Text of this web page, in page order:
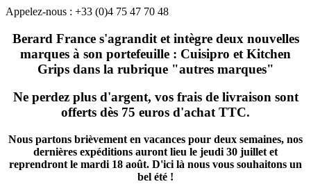
Appelez-nous : +33 (0)4 75 47 70 48
Berard France s'agrandit et intègre deux nouvelles
marques à son portefeuille : Cuisipro et Kitchen
Grips dans la rubrique "autres marques"
Ne perdez plus d'argent, vos frais de livraison sont
offerts dès 75 euros d'achat TTC.
Nous partons brièvement en vacances pour deux semaines, nos
dernières expéditions auront lieu le jeudi 30 juillet et
reprendront le mardi 18 août. D'ici là nous vous souhaitons un
bel été !